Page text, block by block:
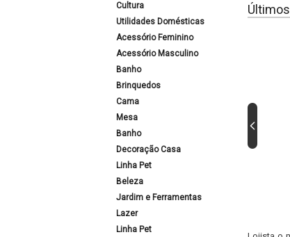
Cultura
Utilidades Domésticas
Acessório Feminino
Acessório Masculino
Banho
Brinquedos
Cama
Mesa
Banho
Decoração Casa
Linha Pet
Beleza
Jardim e Ferramentas
Lazer
Linha Pet